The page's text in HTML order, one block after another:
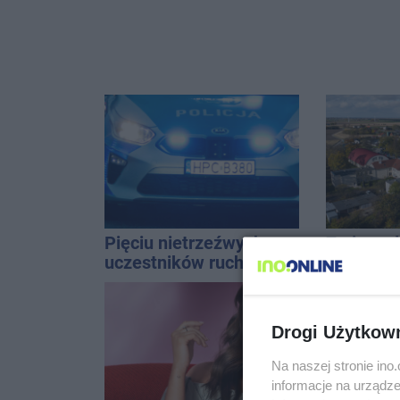
Pięciu nietrzeźwych
uczestników ruchu
wpadło w ręce policji.
Rekordzista miał 2,6
Zmiany
na trasie
Drogi
Na naszej stronie
informacje na